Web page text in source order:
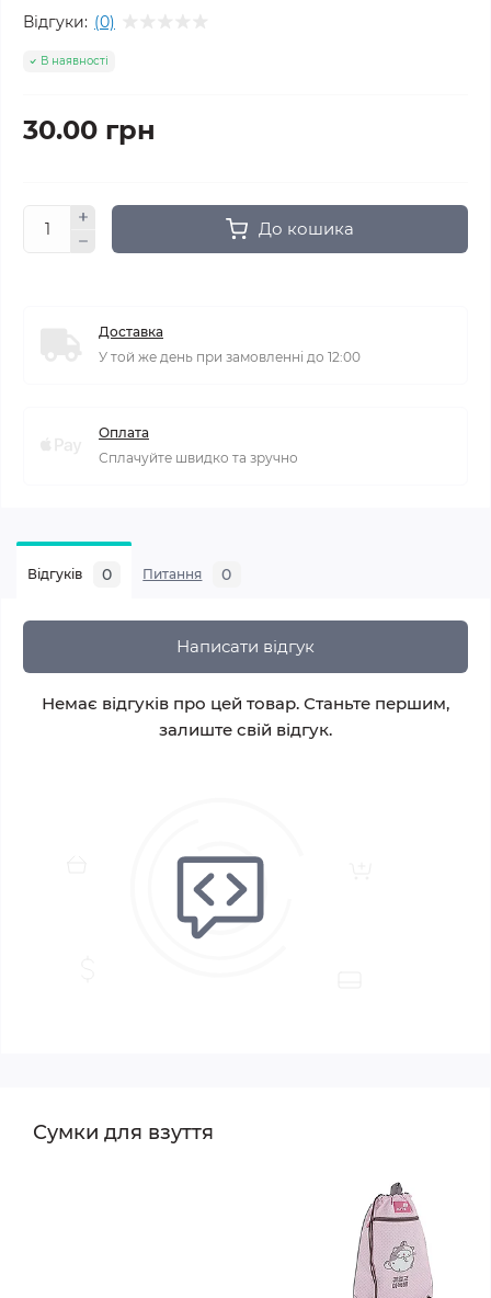
Відгуки: (0)
В наявності
30.00 грн
До кошика
Доставка
У той же день при замовленні до 12:00
Оплата
Сплачуйте швидко та зручно
Відгуків 0 Питання 0
Написати відгук
Немає відгуків про цей товар. Станьте першим,
залиште свій відгук.
Сумки для взуття